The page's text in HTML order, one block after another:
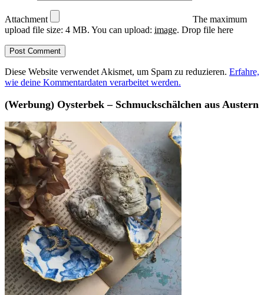
Attachment
The maximum
upload file size: 4 MB. You can upload: image. Drop file here
Diese Website verwendet Akismet, um Spam zu reduzieren. Erfahre,
wie deine Kommentardaten verarbeitet werden.
(Werbung) Oysterbek – Schmuckschälchen aus Austern